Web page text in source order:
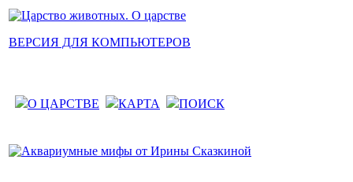
ВЕРСИЯ ДЛЯ КОМПЬЮТЕРОВ
О ЦАРСТВЕ КАРТА ПОИСК